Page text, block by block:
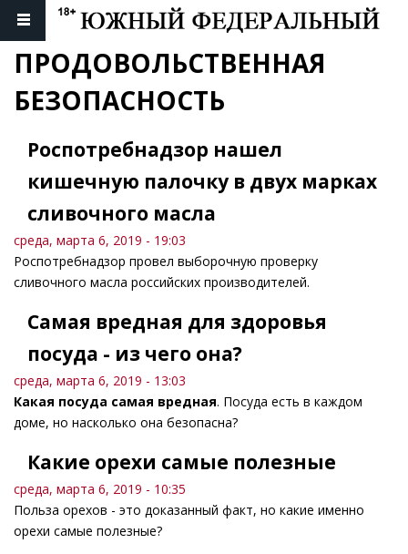
ПРОДОВОЛЬСТВЕННАЯ
БЕЗОПАСНОСТЬ
Роспотребнадзор нашел
кишечную палочку в двух марках
сливочного масла
среда, марта 6, 2019 - 19:03
Роспотребнадзор провел выборочную проверку
сливочного масла российских производителей.
Самая вредная для здоровья
посуда - из чего она?
среда, марта 6, 2019 - 13:03
Какая посуда самая вредная. Посуда есть в каждом
доме, но насколько она безопасна?
Какие орехи самые полезные
среда, марта 6, 2019 - 10:35
Польза орехов - это доказанный факт, но какие именно
орехи самые полезные?